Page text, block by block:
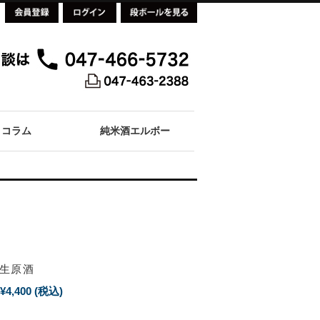
コラム 純米酒エルボー
原酒
¥4,400 (税込)